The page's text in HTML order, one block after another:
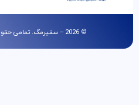
© 2026 – سفیرمگ. تمامی حقوق این سایت محفوظ است.